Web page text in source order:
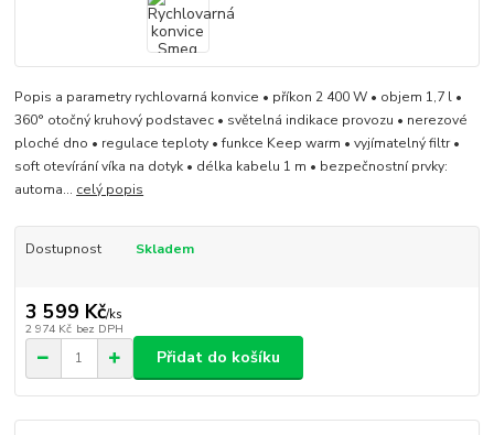
Popis a parametry rychlovarná konvice • příkon 2 400 W • objem 1,7 l •
360° otočný kruhový podstavec • světelná indikace provozu • nerezové
ploché dno • regulace teploty • funkce Keep warm • vyjímatelný filtr •
soft otevírání víka na dotyk • délka kabelu 1 m • bezpečnostní prvky:
automa... celý popis
Dostupnost Skladem
3 599 Kč/ks
2 974 Kč bez DPH
Přidat do košíku